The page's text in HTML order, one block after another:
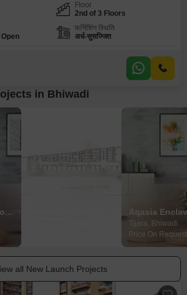
Floor
2nd of 3 Floors
फर्निशिंग स्थिति
अर्ध-सुसज्जित
in Bhiwadi
Bhiwadi Unnati Local Shopping Center Aqasia
Tijara, Bhiwadi
Price On Request
all New Launch Projects